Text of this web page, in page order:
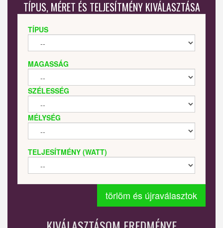
TÍPUS, MÉRET ÉS TELJESÍTMÉNY KIVÁLASZTÁSA
TÍPUS
MAGASSÁG
SZÉLESSÉG
MÉLYSÉG
TELJESÍTMÉNY (WATT)
törlöm és újraválasztok